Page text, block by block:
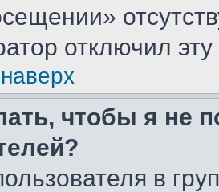
отключил
чтобы я не
в